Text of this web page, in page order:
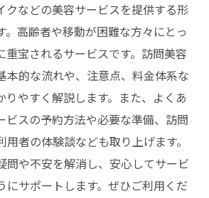
クなどの美容サービスを提供する形
。高齢者や移動が困難な方々にとっ
重宝されるサービスです。訪問美容
本的な流れや、注意点、料金体系な
りやすく解説します。また、よくあ
ビスの予約方法や必要な準備、訪問
者の体験談なども取り上げます。
問や不安を解消し、安心してサービ
にサポートします。ぜひご利用くだ